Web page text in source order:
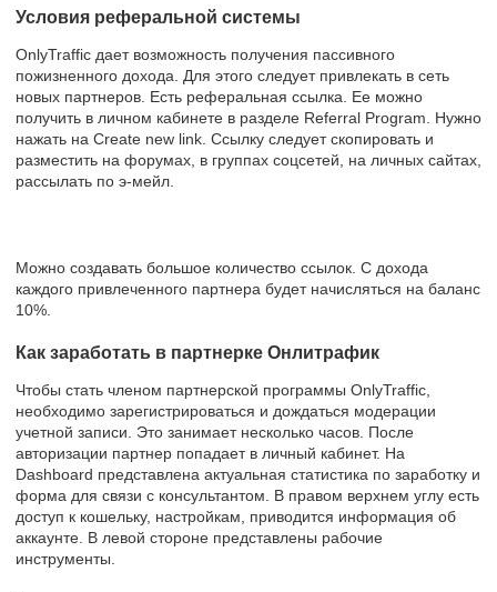
Условия реферальной системы
OnlyTraffic дает возможность получения пассивного
пожизненного дохода. Для этого следует привлекать в сеть
новых партнеров. Есть реферальная ссылка. Ее можно
получить в личном кабинете в разделе Referral Program. Нужно
нажать на Create new link. Ссылку следует скопировать и
разместить на форумах, в группах соцсетей, на личных сайтах,
рассылать по э-мейл.
Можно создавать большое количество ссылок. С дохода
каждого привлеченного партнера будет начисляться на баланс
10%.
Как заработать в партнерке Онлитрафик
Чтобы стать членом партнерской программы OnlyTraffic,
необходимо зарегистрироваться и дождаться модерации
учетной записи. Это занимает несколько часов. После
авторизации партнер попадает в личный кабинет. На
Dashboard представлена актуальная статистика по заработку и
форма для связи с консультантом. В правом верхнем углу есть
доступ к кошельку, настройкам, приводится информация об
аккаунте. В левой стороне представлены рабочие
инструменты.